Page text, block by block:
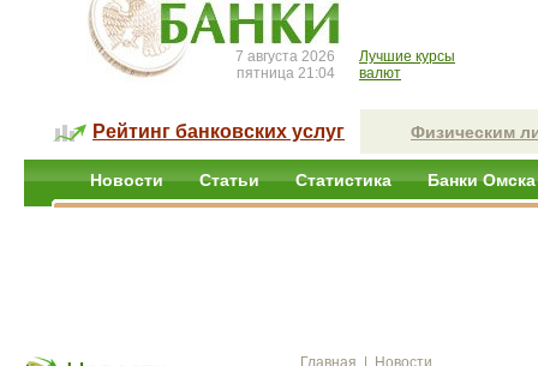
7 августа 2026
пятница 21:04
Лучшие курсы
валют
Рейтинг банковских услуг Физическим
Новости Статьи Статистика Банки Омска
Главная Новости